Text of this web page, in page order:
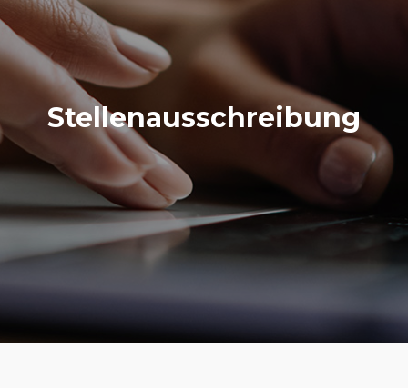
Stellenausschreibung